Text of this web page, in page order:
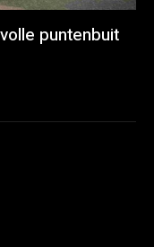
puntenbuit